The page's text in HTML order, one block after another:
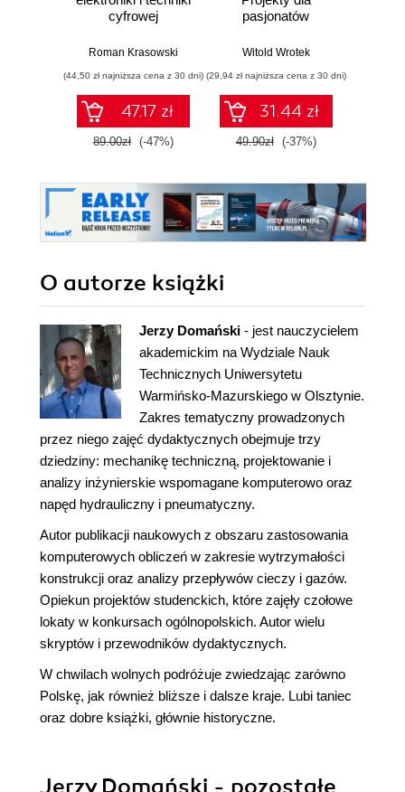
cyfrowej
Roman Krasowski
(44,50 zł najniższa cena z 30 dni)
47.17 zł
89.00zł (-47%)
pasjonatów
Witold Wrotek
(29,94 zł najniższa cena z 30 dni)
31.44 zł
49.90zł (-37%)
O autorze książki
Jerzy Domański - jest nauczycielem
akademickim na Wydziale Nauk
Technicznych Uniwersytetu
Warmińsko-Mazurskiego w Olsztynie.
Zakres tematyczny prowadzonych
przez niego zajęć dydaktycznych obejmuje trzy
dziedziny: mechanikę techniczną, projektowanie i
analizy inżynierskie wspomagane komputerowo oraz
napęd hydrauliczny i pneumatyczny.
Autor publikacji naukowych z obszaru zastosowania
komputerowych obliczeń w zakresie wytrzymałości
konstrukcji oraz analizy przepływów cieczy i gazów.
Opiekun projektów studenckich, które zajęły czołowe
lokaty w konkursach ogólnopolskich. Autor wielu
skryptów i przewodników dydaktycznych.
W chwilach wolnych podróżuje zwiedzając zarówno
Polskę, jak również bliższe i dalsze kraje. Lubi taniec
oraz dobre książki, głównie historyczne.